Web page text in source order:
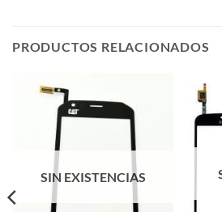
PRODUCTOS RELACIONADOS
SIN EXISTENCIAS